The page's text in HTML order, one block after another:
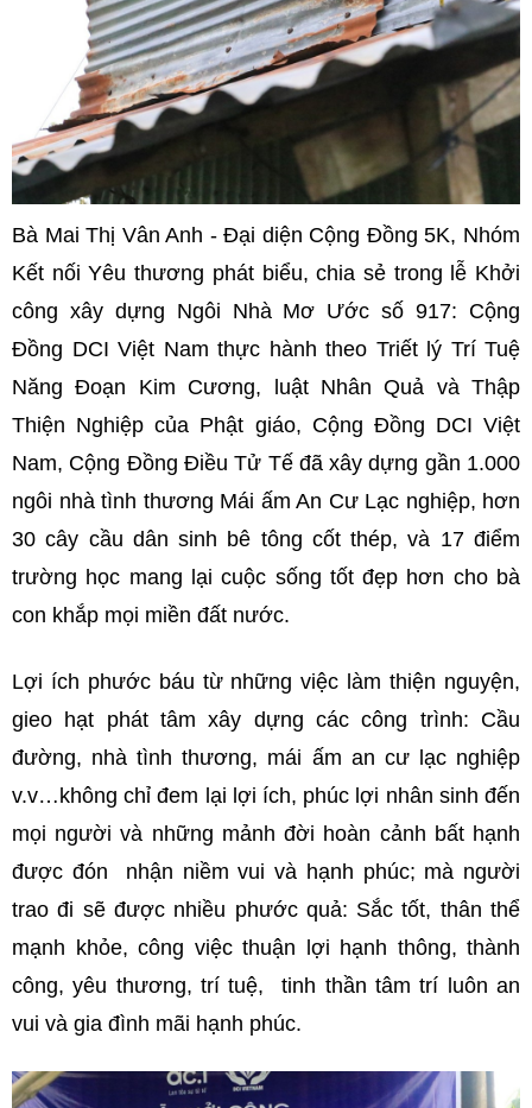
Bà Mai Thị Vân Anh - Đại diện Cộng Đồng 5K, Nhóm
Kết nối Yêu thương phát biểu, chia sẻ trong lễ Khởi
công xây dựng Ngôi Nhà Mơ Ước số 917: Cộng
Đồng DCI Việt Nam thực hành theo Triết lý Trí Tuệ
Năng Đoạn Kim Cương, luật Nhân Quả và Thập
Thiện Nghiệp của Phật giáo, Cộng Đồng DCI Việt
Nam, Cộng Đồng Điều Tử Tế đã xây dựng gần 1.000
ngôi nhà tình thương Mái ấm An Cư Lạc nghiệp, hơn
30 cây cầu dân sinh bê tông cốt thép, và 17 điểm
trường học mang lại cuộc sống tốt đẹp hơn cho bà
con khắp mọi miền đất nước.
Lợi ích phước báu từ những việc làm thiện nguyện,
gieo hạt phát tâm xây dựng các công trình: Cầu
đường, nhà tình thương, mái ấm an cư lạc nghiệp
v.v…không chỉ đem lại lợi ích, phúc lợi nhân sinh đến
mọi người và những mảnh đời hoàn cảnh bất hạnh
được đón nhận niềm vui và hạnh phúc; mà người
trao đi sẽ được nhiều phước quả: Sắc tốt, thân thể
mạnh khỏe, công việc thuận lợi hạnh thông, thành
công, yêu thương, trí tuệ, tinh thần tâm trí luôn an
vui và gia đình mãi hạnh phúc.